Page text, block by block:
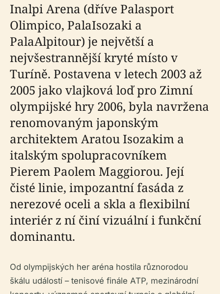
Inalpi Arena (dříve Palasport
Olimpico, PalaIsozaki a
PalaAlpitour) je největší a
nejvšestrannější kryté místo v
Turíně. Postavena v letech 2003 až
2005 jako vlajková loď pro Zimní
olympijské hry 2006, byla navržena
renomovaným japonským
architektem Aratou Isozakim a
italským spolupracovníkem
Pierem Paolem Maggiorou. Její
čisté linie, impozantní fasáda z
nerezové oceli a skla a flexibilní
interiér z ní činí vizuální i funkční
dominantu.
Od olympijských her aréna hostila různorodou
škálu událostí – tenisové finále ATP, mezinárodní